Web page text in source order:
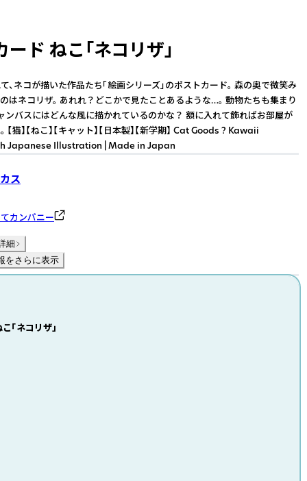
ド ねこ「ネコリザ」
、ネコが描いた作品たち「絵画シリーズ」のポストカード。 森の奥で微笑み
はネコリザ。 あれれ？どこかで見たことあるような…。 動物たちも集まり
ンバスにはどんな風に描かれているのかな？ 額に入れて飾ればお部屋が
【猫】【ねこ】【キャット】【日本製】【新学期】 Cat Goods ? Kawaii
Japanese Illustration | Made in Japan
ス
カンパニー
細
をさらに表示
「ネコリザ」